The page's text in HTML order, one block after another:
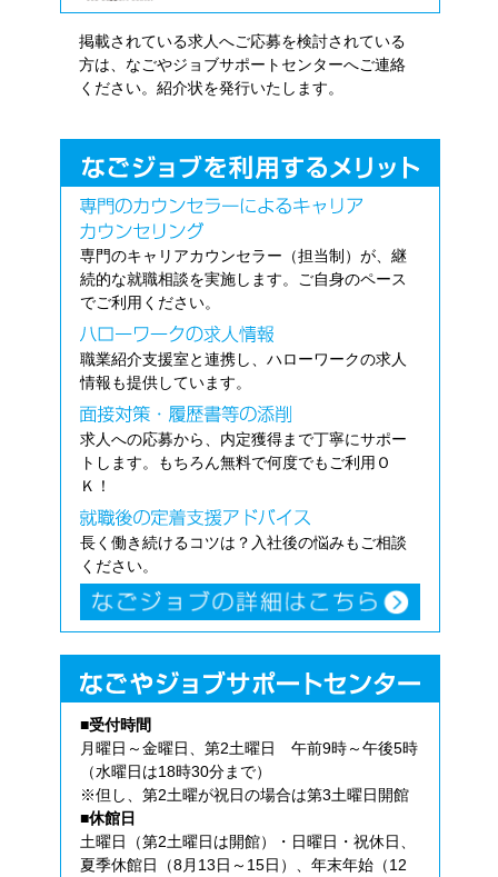
掲載されている求人へご応募を検討されている
方は、なごやジョブサポートセンターへご連絡
ください。紹介状を発行いたします。
専門のキャリアカウンセラー（担当制）が、継
続的な就職相談を実施します。ご自身のペース
でご利用ください。
職業紹介支援室と連携し、ハローワークの求人
情報も提供しています。
求人への応募から、内定獲得まで丁寧にサポー
トします。もちろん無料で何度でもご利用Ｏ
Ｋ！
長く働き続けるコツは？入社後の悩みもご相談
ください。
■受付時間
月曜日～金曜日、第2土曜日 午前9時～午後5時
（水曜日は18時30分まで）
※但し、第2土曜が祝日の場合は第3土曜日開館
■休館日
土曜日（第2土曜日は開館）・日曜日・祝休日、
夏季休館日（8月13日～15日）、年末年始（12